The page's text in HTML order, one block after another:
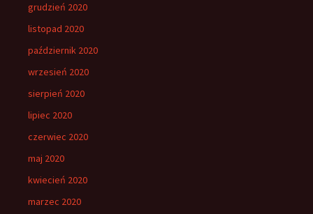
grudzień 2020
listopad 2020
październik 2020
wrzesień 2020
sierpień 2020
lipiec 2020
czerwiec 2020
maj 2020
kwiecień 2020
marzec 2020